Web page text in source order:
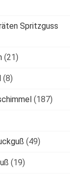
Spritzguss
(21)
(8)
(187)
(49)
(19)